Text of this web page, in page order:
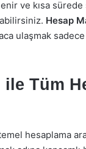
ve kısa sürede
Hesap
ulaşmak
Tüm
hesaplama